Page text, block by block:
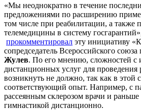
«Мы неоднократно в течение
предложениями по расширению
том числе при реабилитации, а также
телемедицины в систему
прокомментировал эту инициативу
сопредседатель Всероссийского союза
Жулев. По его мнению, сложностей с
дистанционных услуг для проведения
возникнуть не должно, так как в этой
соответствующий опыт. Например, с
рассеянным склерозом врачи и раньше
гимнастикой дистанционно.